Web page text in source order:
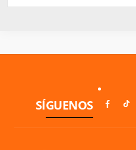
SÍGUENOS